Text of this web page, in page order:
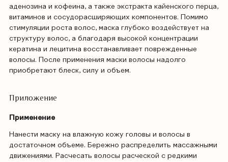
аденозина и кофеина, а также экстракта кайенского перца,
витаминов и сосудорасширяющих компонентов. Помимо
стимуляции роста волос, маска глубоко воздействует на
структуру волос, а благодаря высокой концентрации
кератина и лецитина восстанавливает поврежденные
волосы. После применения маски волосы надолго
приобретают блеск, силу и объем.
Приложение
Применение
Нанести маску на влажную кожу головы и волосы в
достаточном объеме. Бережно распределить массажными
движениями. Расчесать волосы расческой с редкими